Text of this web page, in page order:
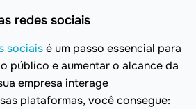
redes sociais
sociaisé um passo essencial para
público e aumentar o alcance da
empresa interage
plataformas, você consegue: